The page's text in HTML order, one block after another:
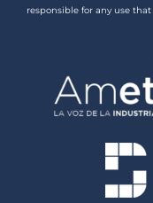
responsible for any use